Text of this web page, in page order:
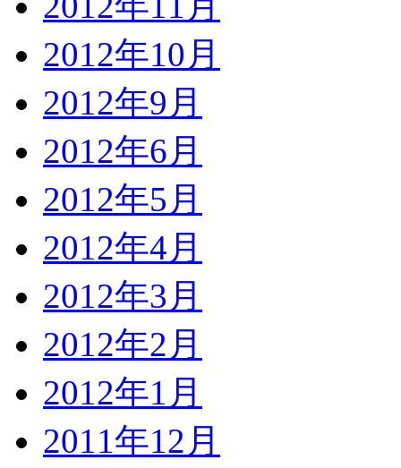
2012年10月
2012年9月
2012年6月
2012年5月
2012年4月
2012年3月
2012年2月
2012年1月
2011年12月